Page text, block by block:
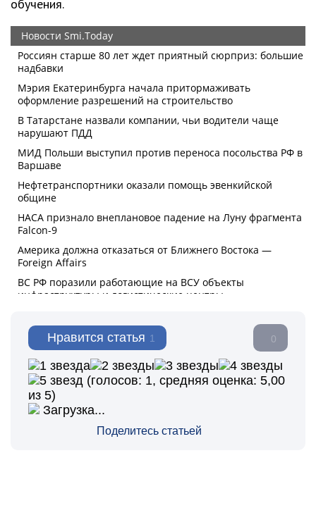
обучения.
Нравится статья 1 0
Поделитесь статьей
(голосов: 1, средняя оценка: 5,00
из 5)
Загрузка...